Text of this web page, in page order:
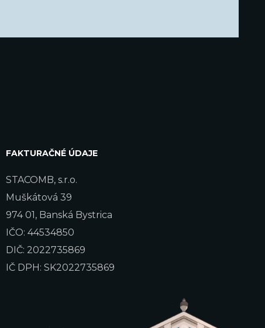
FAKTURAČNÉ ÚDAJE
STACOMB, s.r.o.
Muškátová 39
974 01, Banská Bystrica
IČO: 44534850
DIČ: 2022735869
IČ DPH: SK2022735869